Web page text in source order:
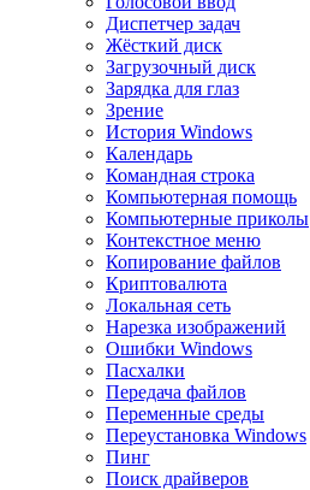
Диспетчер задач
Жёсткий диск
Загрузочный диск
Зарядка для глаз
Зрение
История Windows
Календарь
Командная строка
Компьютерная помощь
Компьютерные приколы
Контекстное меню
Копирование файлов
Криптовалюта
Локальная сеть
Нарезка изображений
Ошибки Windows
Пасхалки
Передача файлов
Переменные среды
Переустановка Windows
Пинг
Поиск драйверов